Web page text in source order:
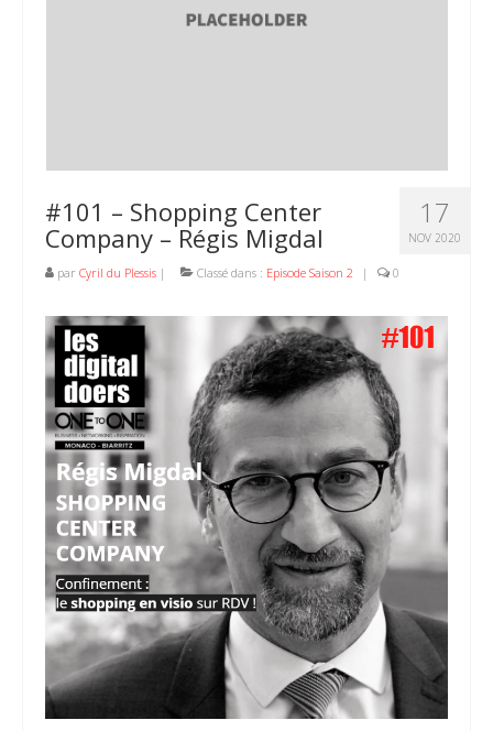
17
NOV 2020
#101 – Shopping Center
Company – Régis Migdal
par Cyril du Plessis | Classé dans : Episode Saison 2 | 0